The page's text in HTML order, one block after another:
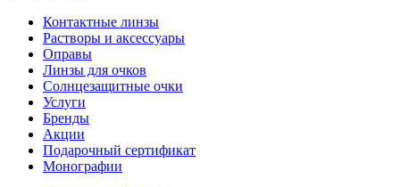
Контактные линзы
Растворы и аксессуары
Оправы
Линзы для очков
Солнцезащитные очки
Услуги
Бренды
Акции
Подарочный сертификат
Монографии